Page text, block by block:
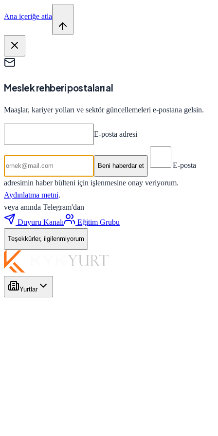
Ana içeriğe atla
Meslek rehberi postaları al
Maaşlar, kariyer yolları ve sektör güncellemeleri e-postana gelsin.
E-posta adresi
Beni haberdar et E-posta
adresimin haber bülteni için işlenmesine onay veriyorum.
Aydınlatma metni.
veya anında Telegram'dan
Duyuru Kanalı
Eğitim Grubu
Teşekkürler, ilgilenmiyorum
Yurtlar